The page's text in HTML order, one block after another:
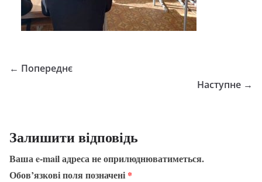
← Попереднє
Наступне →
Залишити відповідь
Ваша e-mail адреса не оприлюднюватиметься.
Обов’язкові поля позначені *